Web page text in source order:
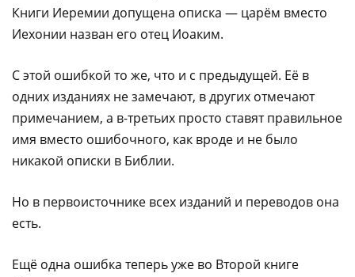
Книги Иеремии допущена описка — царём вместо
Иехонии назван его отец Иоаким.
С этой ошибкой то же, что и с предыдущей. Её в
одних изданиях не замечают, в других отмечают
примечанием, а в-третьих просто ставят правильное
имя вместо ошибочного, как вроде и не было
никакой описки в Библии.
Но в первоисточнике всех изданий и переводов она
есть.
Ещё одна ошибка теперь уже во Второй книге